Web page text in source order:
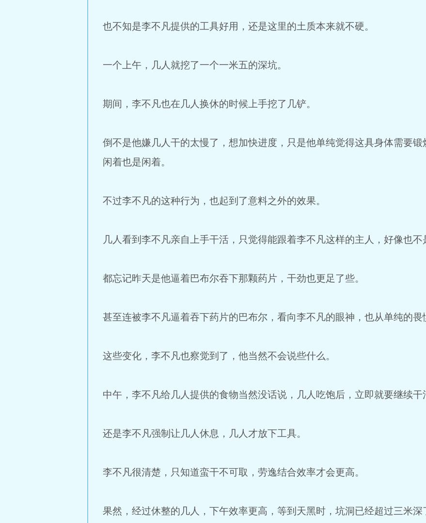
也不知是李不凡提供的工具好用，还是这里的土质本来就不硬。
一个上午，几人就挖了一个一米五的深坑。
期间，李不凡也在几人换休的时候上手挖了几铲。
倒不是他嫌几人干的太慢了，想加快进度，只是他单纯觉得这具身体需要锻
闲着也是闲着。
不过李不凡的这种行为，也起到了意料之外的效果。
几人看到李不凡亲自上手干活，只觉得能跟着李不凡这样的主人，好像也不
都忘记昨天是他逼着巴布尔吞下那颗药片，干劲也更足了些。
甚至连被李不凡逼着吞下药片的巴布尔，看向李不凡的眼神，也从单纯的畏
这些变化，李不凡也察觉到了，他当然不会说些什么。
中午，李不凡给几人提供的食物当然没话说，几人吃饱后，立即就要继续干
还是李不凡强制让几人休息，几人才放下工具。
李不凡很清楚，只知道蛮干不可取，劳逸结合效率才会更高。
果然，经过休整的几人，下午效率更高，等到天黑时，坑洞已经超过三米深